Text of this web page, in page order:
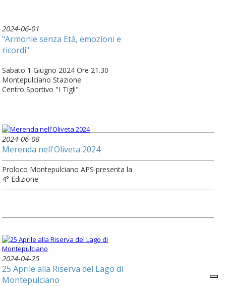
2024-06-01
"Armonie senza Età, emozioni e
ricordi"
Sabato 1 Giugno 2024 Ore 21.30
Montepulciano Stazione
Centro Sportivo "I Tigli"
2024-06-08
Merenda nell'Oliveta 2024
Proloco Montepulciano APS presenta la
4° Edizione
2024-04-25
25 Aprile alla Riserva del Lago di
Montepulciano